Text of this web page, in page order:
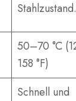
Stahlzustand.
50–70 °C
158 °F)
Schnell und